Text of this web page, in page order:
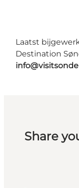
Laatst
Destination
Share